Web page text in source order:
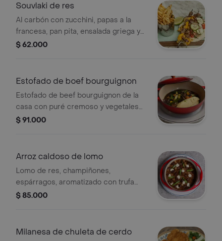
Souvlaki de res
Al carbón con zucchini, papas a la
francesa, pan pita, ensalada griega y
tzatziki.
$ 62.000
Estofado de boef bourguignon
Estofado de beef bourguignon de la
casa con puré cremoso y vegetales
de temporada salteados.
$ 91.000
Arroz caldoso de lomo
Lomo de res, champiñones,
espárragos, aromatizado con trufa
blanca.
$ 85.000
Milanesa de chuleta de cerdo